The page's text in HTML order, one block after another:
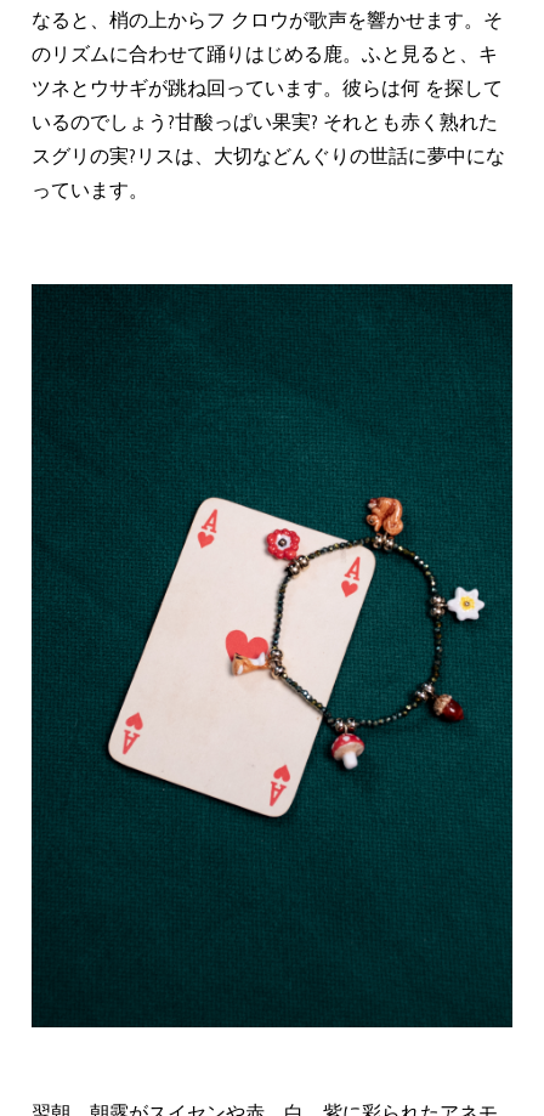
なると、梢の上からフ クロウが歌声を響かせます。そ
のリズムに合わせて踊りはじめる鹿。ふと見ると、キ
ツネとウサギが跳ね回っています。彼らは何 を探して
いるのでしょう?甘酸っぱい果実? それとも赤く熟れた
スグリの実?リスは、大切などんぐりの世話に夢中にな
っています。